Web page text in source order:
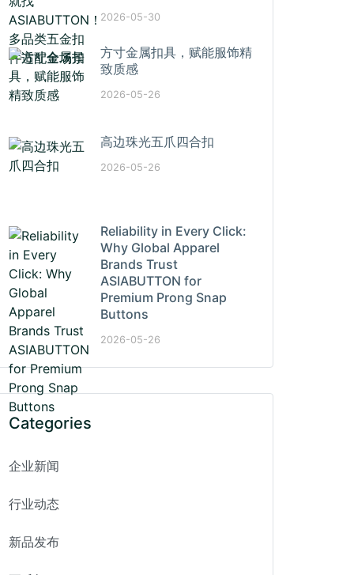
2026-05-30
方寸金属扣具，赋能服饰精
致质感
2026-05-26
高边珠光五爪四合扣
2026-05-26
Reliability in Every Click:
Why Global Apparel
Brands Trust
ASIABUTTON for
Premium Prong Snap
Buttons
2026-05-26
Categories
企业新闻
行业动态
新品发布